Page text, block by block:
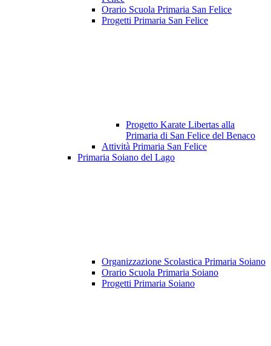
Orario Scuola Primaria San Felice
Progetti Primaria San Felice
Progetto Karate Libertas alla
Primaria di San Felice del Benaco
Attività Primaria San Felice
Primaria Soiano del Lago
Organizzazione Scolastica Primaria Soiano
Orario Scuola Primaria Soiano
Progetti Primaria Soiano